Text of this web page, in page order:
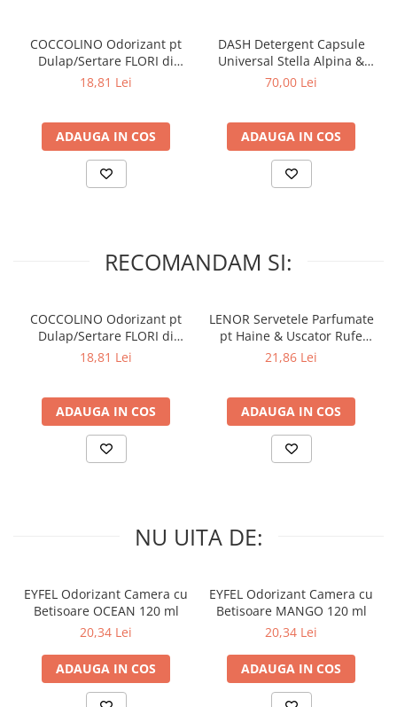
COCCOLINO Odorizant pt
Dulap/Sertare FLORI di
PRIMAVERA 3 buc
18,81 Lei
ADAUGA IN COS
DASH Detergent Capsule
Universal Stella Alpina &
Muschino Bianco 60 buc
70,00 Lei
ADAUGA IN COS
RECOMANDAM SI:
COCCOLINO Odorizant pt
Dulap/Sertare FLORI di
PRIMAVERA 3 buc
18,81 Lei
ADAUGA IN COS
LENOR Servetele Parfumate
pt Haine & Uscator Rufe
SPRING AWAKENING 34 buc
21,86 Lei
ADAUGA IN COS
NU UITA DE:
EYFEL Odorizant Camera cu
Betisoare OCEAN 120 ml
20,34 Lei
ADAUGA IN COS
EYFEL Odorizant Camera cu
Betisoare MANGO 120 ml
20,34 Lei
ADAUGA IN COS